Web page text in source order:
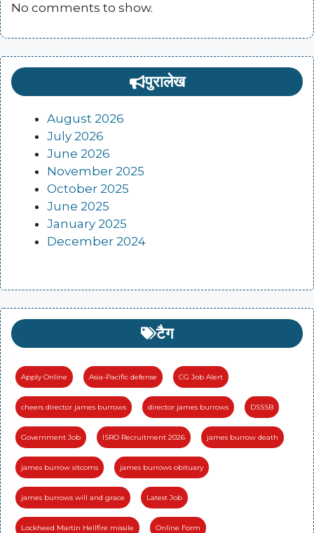
No comments to show.
पुरालेख
August 2026
July 2026
June 2026
November 2025
October 2025
June 2025
January 2025
December 2024
टैग
Apply Online Asia-Pacific defense CG Job Alert
cheers director james burrows director james burrows DSSSB
Government Job ISRO Recruitment 2026 james burrow death
james burrow sitcoms james burrows obituary
james burrows will and grace Latest Job
Lockheed Martin Hellfire missile Online Form